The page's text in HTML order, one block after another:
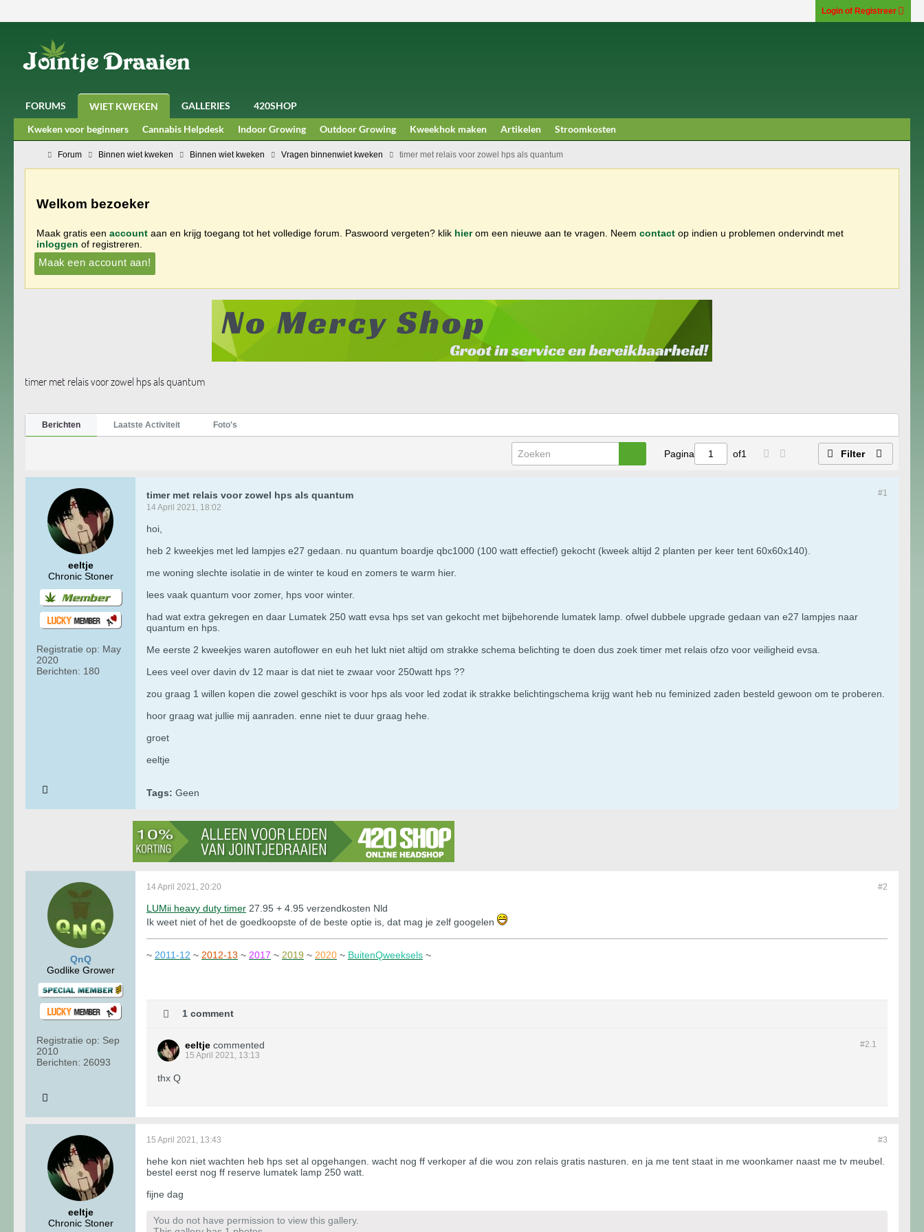
Login of Registreer
FORUMS WIET KWEKEN GALLERIES
420SHOP
Kweken voor beginners
Cannabis Helpdesk Indoor Growing Outdoor Growing Kweekhok maken Artikelen Stroomkosten
Forum Binnen wiet kweken Binnen wiet kweken Vragen binnenwiet kweken timer met relais voor zowel hps als quantum
Welkom bezoeker
Maak gratis een account aan en krijg toegang tot het volledige forum. Paswoord vergeten? klik hierom een nieuwe aan te vragen. Neem contact op indien u problemen ondervindt met
inloggen of registreren.
Maak een account aan!
timer met relais voor zowel hps als quantum
Berichten Laatste Activiteit Foto's
Pagina of1 Filter
eeltje
Chronic Stoner
Registratie op: May
2020
Berichten: 180
#1
timer met relais voor zowel hps als quantum
14 April 2021, 18:02
hoi,
heb 2 kweekjes met led lampjes e27 gedaan. nu quantum boardje qbc1000 (100 watt effectief) gekocht (kweek altijd 2 planten per keer tent 60x60x140).
me woning slechte isolatie in de winter te koud en zomers te warm hier.
lees vaak quantum voor zomer, hps voor winter.
had wat extra gekregen en daar Lumatek 250 watt evsa hps set van gekocht met bijbehorende lumatek lamp. ofwel dubbele upgrade gedaan van e27 lampjes naar
quantum en hps.
Me eerste 2 kweekjes waren autoflower en euh het lukt niet altijd om strakke schema belichting te doen dus zoek timer met relais ofzo voor veiligheid evsa.
Lees veel over davin dv 12 maar is dat niet te zwaar voor 250watt hps ??
zou graag 1 willen kopen die zowel geschikt is voor hps als voor led zodat ik strakke belichtingschema krijg want heb nu feminized zaden besteld gewoon om te proberen.
hoor graag wat jullie mij aanraden. enne niet te duur graag hehe.
groet
eeltje
Tags: Geen
QnQ
Godlike Grower
Registratie op: Sep
2010
Berichten: 26093
#2
14 April 2021, 20:20
LUMii heavy duty timer 27.95 + 4.95 verzendkosten Nld
Ik weet niet of het de goedkoopste of de beste optie is, dat mag je zelf googelen
~ 2011-12 ~ 2012-13 ~ 2017 ~ 2019 ~ 2020 ~ BuitenQweeksels ~
1 comment
#2.1
eeltje commented
15 April 2021, 13:13
thx Q
eeltje
Chronic Stoner
#3
15 April 2021, 13:43
hehe kon niet wachten heb hps set al opgehangen. wacht nog ff verkoper af die wou zon relais gratis nasturen. en ja me tent staat in me woonkamer naast me tv meubel.
bestel eerst nog ff reserve lumatek lamp 250 watt.
fijne dag
You do not have permission to view this gallery.